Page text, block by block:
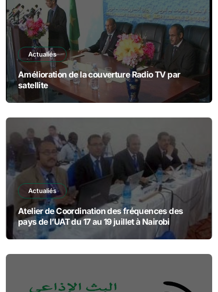
Actualiés
Amélioration de la couverture Radio TV par
satellite
Actualiés
Atelier de Coordination des fréquences des
pays de l’UAT du 17 au 19 juillet à Nairobi